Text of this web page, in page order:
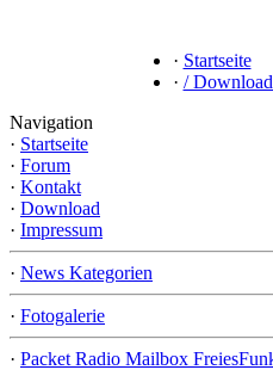
· Startseite
· /
Navigation
· Startseite
· Forum
· Kontakt
· Download
· Impressum
· News Kategorien
· Fotogalerie
· Packet Radio Mailbox